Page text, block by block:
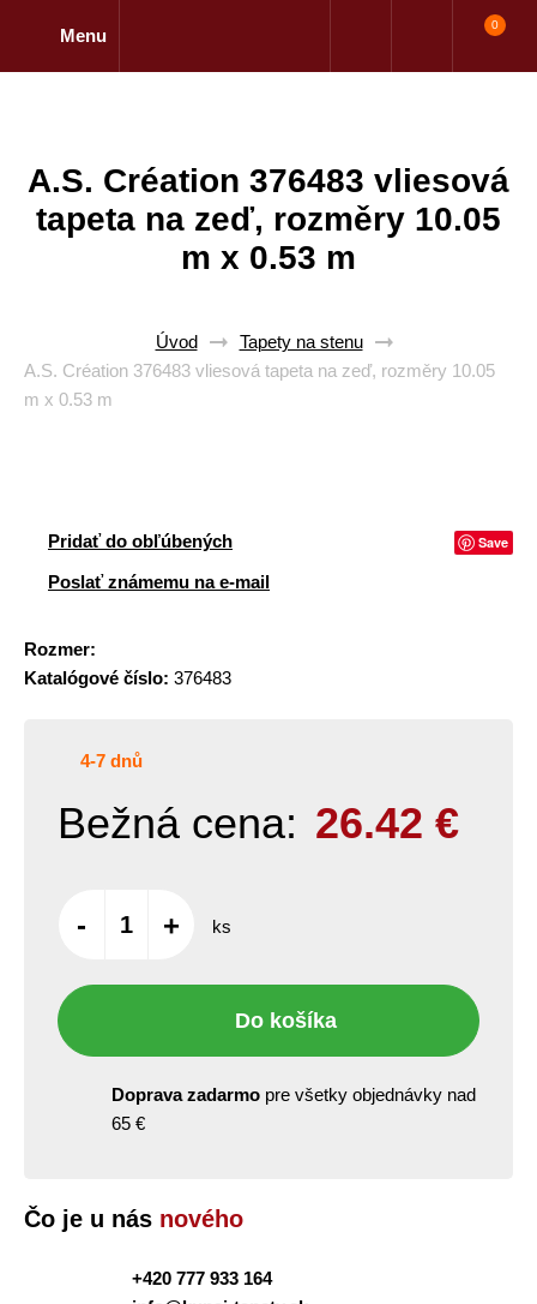
Menu
0
A.S. Création 376483 vliesová
tapeta na zeď, rozměry 10.05
m x 0.53 m
Úvod
Tapety na stenu
A.S. Création 376483 vliesová tapeta na zeď, rozměry 10.05
m x 0.53 m
Pridať do obľúbených Save
Poslať známemu na e-mail
Rozmer:
Katalógové číslo: 376483
4-7 dnů
Bežná cena: 26.42 €
- + ks
Do košíka
Doprava zadarmo pre všetky objednávky nad
65 €
Čo je u nás nového
+420 777 933 164